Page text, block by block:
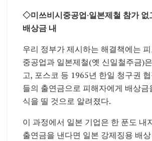
◇미쓰비시중공업·일본제철 참가 없
배상금 내
우리 정부가 제시하는 해결책에는
중공업과 일본제철(옛 신일철주금)
고, 포스코 등 1965년 한일 청구권
들의 출연금으로 피해자에게 배상금
식을 띨 것으로 알려졌다.
이 과정에서 일본 기업은 한 푼도 내
출연금을 낸다면 일본 강제징용 배